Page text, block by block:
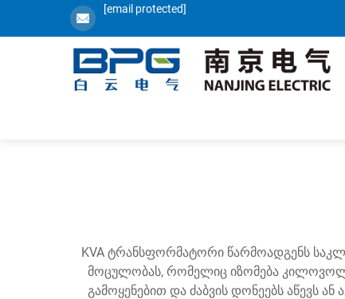
[email protected]
KVA ტრანსფორმატორი წარმოადგენს
მოცულობას, რომელიც იზომება
გამოყენებით და ძაბვის დონეებს აწევს